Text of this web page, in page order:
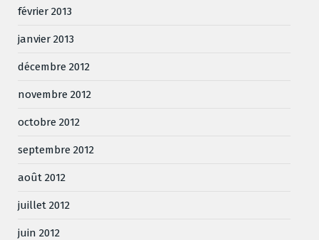
février 2013
janvier 2013
décembre 2012
novembre 2012
octobre 2012
septembre 2012
août 2012
juillet 2012
juin 2012